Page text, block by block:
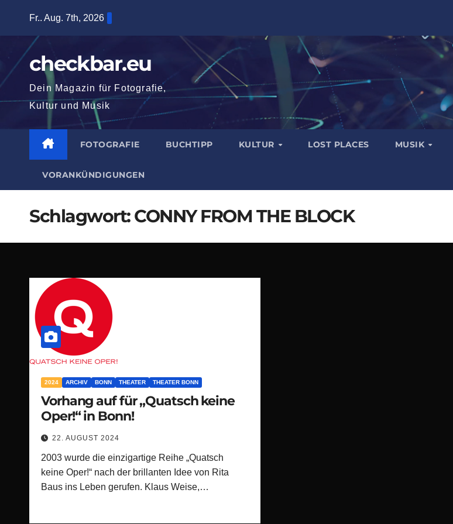
springen
Fr.. Aug. 7th, 2026
checkbar.eu
Dein Magazin für Fotografie,
Kultur und Musik
FOTOGRAFIE BUCHTIPP KULTUR LOST PLACES MUSIK
VORANKÜNDIGUNGEN
Schlagwort:CONNY FROM THE BLOCK
2024 ARCHIV BONN THEATER THEATER BONN
Vorhang auf für „Quatsch keine
Oper!“ in Bonn!
22. AUGUST 2024
2003 wurde die einzigartige Reihe „Quatsch
keine Oper!“ nach der brillanten Idee von Rita
Baus ins Leben gerufen. Klaus Weise,…